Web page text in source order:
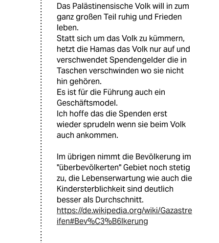
Das Palästinensische Volk will in zum
ganz großen Teil ruhig und Frieden
leben.
Statt sich um das Volk zu kümmern,
hetzt die Hamas das Volk nur auf und
verschwendet Spendengelder die in
Taschen verschwinden wo sie nicht
hin gehören.
Es ist für die Führung auch ein
Geschäftsmodel.
Ich hoffe das die Spenden erst
wieder sprudeln wenn sie beim Volk
auch ankommen.
Im übrigen nimmt die Bevölkerung im
"überbevölkerten" Gebiet noch stetig
zu, die Lebenserwartung wie auch die
Kindersterblichkeit sind deutlich
besser als Durchschnitt.
https://de.wikipedia.org/wiki/Gazastre
ifen#Bev%C3%B6lkerung